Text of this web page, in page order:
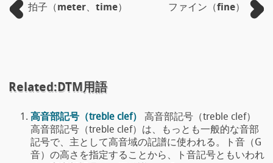
拍子（meter、time） ファイン（fine）
Related:DTM用語
高音部記号（treble clef）
高音部記号（treble clef）
高音部記号（treble clef）は、もっとも一般的な音部
記号で、主として高音域の記譜に使われる。ト音（G
音）の高さを指定することから、ト音記号ともいわれ